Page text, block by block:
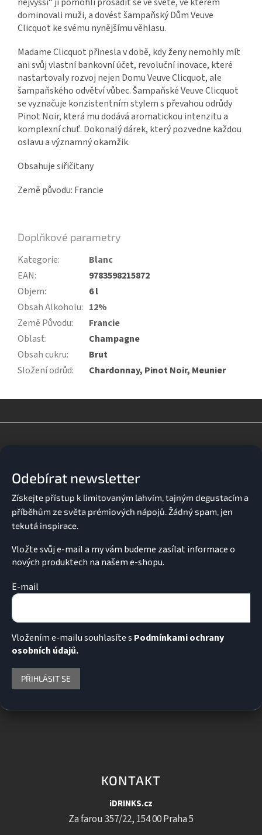
dominovali muži, a dovést šampaňský Dům Veuve
Clicquot ke svému nynějšímu věhlasu.
Madame Clicquot přinesla v době, kdy ženy nemohly mít
ani svůj vlastní bankovní účet, revoluční inovace, které
nastartovaly rozvoj nejen Domu Veuve Clicquot, ale
šampaňského odvětví vůbec. Šampaňské Veuve Clicquot
se vyznačuje konzistentním stylem s převahou odrůdy
Pinot Noir, která mu dodává aromatickou intenzitu a
komplexní chuť. Dokonalý dárek, který pozvedne každou
oslavu a významný okamžik.
Obsahuje siřičitany
Země původu: Francie
Doplňkové parametry
Kategorie:
Blanc
EAN:
9783598215872
Objem:
6 l
Obsah Alkoholu: 12%
Země Původu:
Francie
Oblast:
Champagne
Obsah cukru:
Brut
Složení odrůd: Chardonnay, Pinot Noir, Meunier
Odebírat newsletter
Vložte svůj e-mail a my vám budeme zasílat informace o
nových produktech na našem e-shopu.
E-mail
Vložením e-mailu souhlasíte s Podmínkami ochrany
osobních údajů.
PŘIHLÁSIT SE
KONTAKT
iDRINKS.cz
Za farou 357/22, 154 00 Praha 5